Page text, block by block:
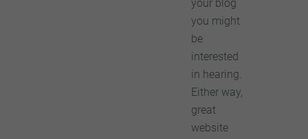
your blog
you might
be
interested
in hearing.
Either way,
great
website